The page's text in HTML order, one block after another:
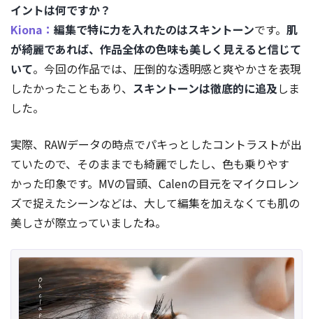
イントは何ですか？
Kiona： 編集で特に力を入れたのはスキントーンです。 肌
が綺麗であれば、作品全体の色味も美しく見えると信じて
いて。今回の作品では、圧倒的な透明感と爽やかさを表現
したかったこともあり、 スキントーンは徹底的に追及しま
した。
実際、RAWデータの時点でパキっとしたコントラストが出
ていたので、そのままでも綺麗でしたし、色も乗りやす
かった印象です。MVの冒頭、Calenの目元をマイクロレン
ズで捉えたシーンなどは、大して編集を加えなくても肌の
美しさが際立っていましたね。